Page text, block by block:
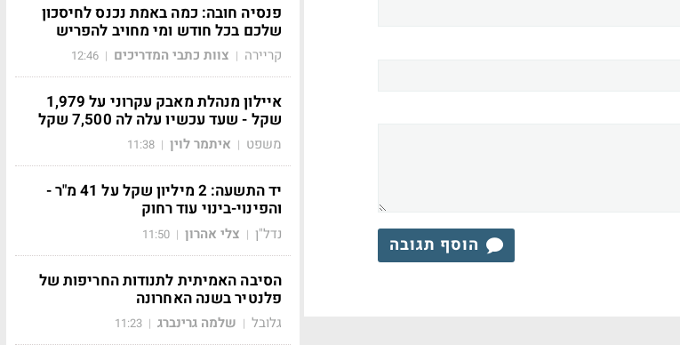
הוסף תגובה
פנסיה חובה: כמה באמת נכנס לחיסכון
שלכם בכל חודש ומי מחויב להפריש
קריירה | צוות כתבי המדריכים |
12:46
איילון מנהלת מאבק עקרוני על 1,979
שקל - שעד עכשיו עלה לה 7,500 שקל
משפט | איתמר לוין |
11:38
יד התשעה: 2 מיליון שקל על 41 מ"ר -
והפינוי-בינוי עוד רחוק
נדל"ן | צלי אהרון |
11:50
הסיבה האמיתית לתנודות החריפות של
פלנטיר בשנה האחרונה
גלובל | שלמה גרינברג |
11:23